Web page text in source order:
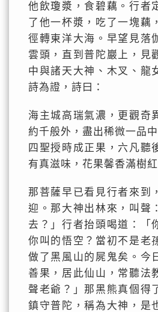
他飲瓊漿，食碧藕。行者
了他一杯漿，吃了一塊藕
徑轉東洋大海。早望見落
雲頭，直到普陀巖上，見
中與諸天大神、木叉、龍
詩為證，詩曰：
海主城高瑞氣濃，更觀奇
約千般外，盡出稀微一品中
四聖授時成正果，六凡聽
有真滋味，花果馨香滿樹紅
那菩薩早已看見行者來到
迎。那大神出林來，叫聲
去？」行者抬頭喝道：「
你叫的悟空？當初不是老
做了黑風山的屍鬼矣。今
善果，居此仙山，常聽法
聲老爺？」那黑熊真個得
鎮守普陀，稱為大神，是